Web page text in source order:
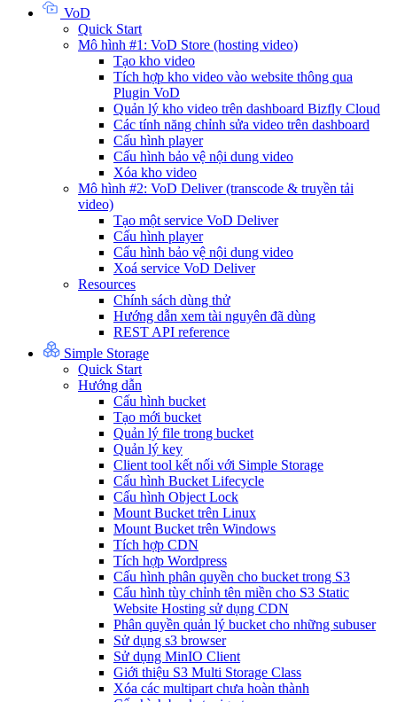
VoD
Quick Start
Mô hình #1: VoD Store (hosting video)
Tạo kho video
Tích hợp kho video vào website thông qua
Plugin VoD
Quản lý kho video trên dashboard Bizfly Cloud
Các tính năng chỉnh sửa video trên dashboard
Cấu hình player
Cấu hình bảo vệ nội dung video
Xóa kho video
Mô hình #2: VoD Deliver (transcode & truyền tải
video)
Tạo một service VoD Deliver
Cấu hình player
Cấu hình bảo vệ nội dung video
Xoá service VoD Deliver
Resources
Chính sách dùng thử
Hướng dẫn xem tài nguyên đã dùng
REST API reference
Simple Storage
Quick Start
Hướng dẫn
Cấu hình bucket
Tạo mới bucket
Quản lý file trong bucket
Quản lý key
Client tool kết nối với Simple Storage
Cấu hình Bucket Lifecycle
Cấu hình Object Lock
Mount Bucket trên Linux
Mount Bucket trên Windows
Tích hợp CDN
Tích hợp Wordpress
Cấu hình phân quyền cho bucket trong S3
Cấu hình tùy chỉnh tên miền cho S3 Static
Website Hosting sử dụng CDN
Phân quyền quản lý bucket cho những subuser
Sử dụng s3 browser
Sử dụng MinIO Client
Giới thiệu S3 Multi Storage Class
Xóa các multipart chưa hoàn thành